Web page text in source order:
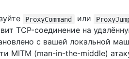
ProxyCommand или
TCP-соединение на
с вашей локальной
MITM (man-in-the-middle)